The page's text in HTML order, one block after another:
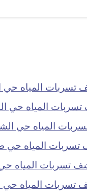
تسربات المياه حي
المياه حي
المياه حي
المياه حي
تسربات المياه حي
المياه حي